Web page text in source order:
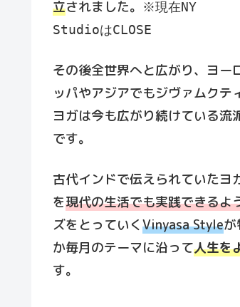
立されました。
※現在NY
StudioはCLOSE
その後全世界へと広がり、ヨー
ッパやアジアでもジヴァムクテ
ヨガは今も広がり続けている流
です。
古代インドで伝えられていたヨ
を現代の生活でも実践できるよ
ズをとっていくVinyasa Style
か毎月のテーマに沿って人生を
す。